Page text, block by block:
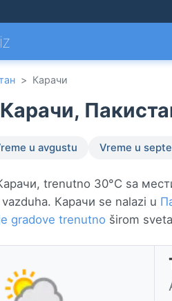
> Карачи
u avgustu Vreme u
trenutno 30°C sa
Карачи se nalazi u
gradove trenutno širom